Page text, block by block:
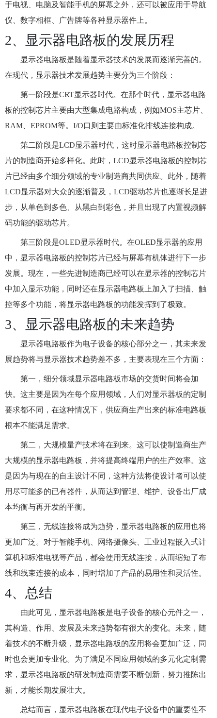
于电视、电脑及智能手机的屏幕之外，还可以被应用于导航
仪、数字相框、广告牌等各种显示器件上。
2、显示器电路板的发展历程
显示器电路板是随着显示器技术的发展而逐渐完善的。
在现代，显示器技术发展趋势主要分为三个阶段：
第一阶段是CRT显示器时代。在那个时代，显示器电路
板的控制芯片主要由大型集成电路构成，例如MOS主芯片、
RAM、EPROM等。I/O口则主要由标准化排线连接构成。
第二阶段是LCD显示器时代，这时显示器电路板控制芯
片的制造商开始多样化。此时，LCD显示器电路板的控制芯
片已经由多个细分领域的专业制造商共同供应。此外，随着
LCD显示器对大众的逐渐普及，LCD驱动芯片也逐渐长足进
步，从单色到多色、从黑白到彩色，并且出现了内置视频解
码功能的驱动芯片。
第三阶段是OLED显示器时代。在OLED显示器的应用
中，显示器电路板的控制芯片已经与屏幕有机体进行下一步
发展。现在，一些先进制造商已经可以在显示器的控制芯片
中加入显示功能，同时还在显示器电路板上加入了扫描、触
控等多个功能，将显示器电路板的功能发挥到了极致。
3、显示器电路板的未来趋势
显示器电路板作为电子设备的核心部分之一，其未来发
展趋势将与显示器技术趋势差不多，主要表现在三个方面：
第一，细分领域显示器电路板市场的交货时间将会加
快。这主要是因为在每个应用领域，人们对显示器板的定制
要求都不同，在这种情况下，供应商生产出来的标准电路板
根本不能满足需求。
第二，大规模量产技术将在到来。这可以使制造商生产
大规模的显示器电路板，并将提高终端用户的生产效率。这
是因为与现在的自主设计不同，这种方法将使设计者可以使
用尽可能多的已有器件，从而达到管理、维护、设备出厂成
本均衡与再开发的平衡。
第三，无线连接将成为趋势，显示器电路板的应用也将
更加广泛。对于智能手机、网络摄像头、工业过程嵌入式计
算机和标准电视等产品，都会使用无线连接，从而缩短了布
线和线束连接的成本，同时增加了产品的易用性和灵活性。
4、总结
由此可见，显示器电路板是电子设备的核心元件之一，
其构造、作用、发展及未来趋势都有很大的变化。未来，随
着技术的不断升级，显示器电路板的应用将会更加广泛，同
时也会更加专业化。为了满足不同应用领域的多元化定制需
求，显示器电路板的研发制造商需要不断创新，努力推陈出
新，才能长期发展壮大。
总结而言，显示器电路板在现代电子设备中的重要性不